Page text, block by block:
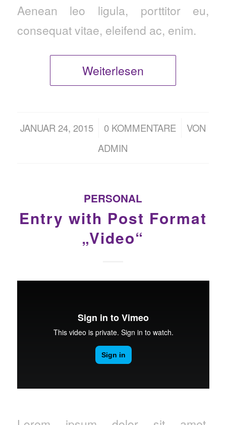
Aenean leo ligula, porttitor eu,
consequat vitae, eleifend ac, enim.
Weiterlesen
JANUAR 24, 2015
/ 0 KOMMENTARE
/
VON
ADMIN
PERSONAL
Entry with Post Format
„Video“